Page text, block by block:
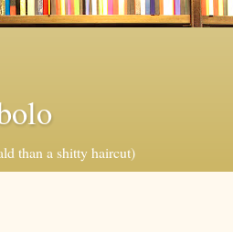
than a shitty haircut)